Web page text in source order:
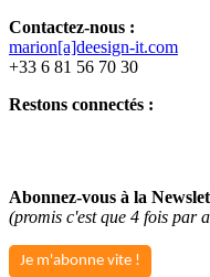
Contactez-nous :
marion[a]deesign-it.com
+33 6 81 56 70 30
Restons connectés :
Abonnez-vous à la
(promis c'est que 4 fois par
Je m'abonne vite !